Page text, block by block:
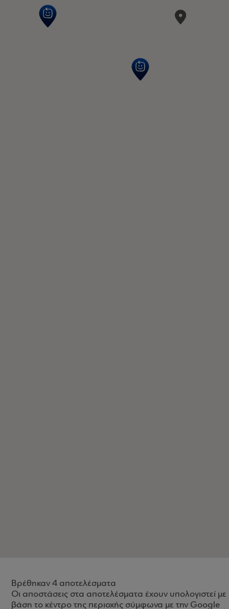
Βρέθηκαν 4 αποτελέσματα
Οι αποστάσεις στα αποτελέσματα έχουν υπολογιστεί με
βάση το κέντρο της περιοχής σύμφωνα με την Google